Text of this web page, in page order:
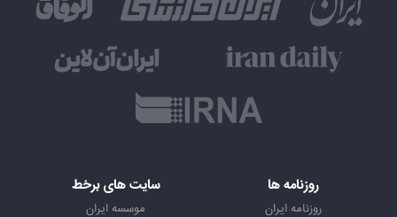
روزنامه ها
روزنامه ایران
سایت های برخط
موسسه ایران